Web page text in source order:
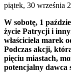
piątek, 30 września
W sobotę, 1
życie Patrycji i
właściciela marek
Podczas akcji,
pięciu miastach,
potencjalny dawca